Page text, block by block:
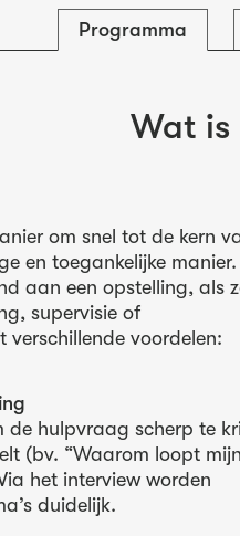
Programma
Wat is
om snel tot de kern
en toegankelijke manier.
aan een opstelling, als
supervisie of
voordelen:
de hulpvraag scherp te
(bv. “Waarom loopt
het interview worden
duidelijk.